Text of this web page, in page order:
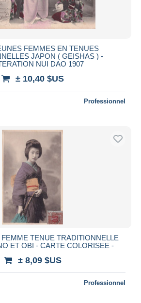
FEMMES EN TENUES
JAPON ( GEISHAS ) -
NUI DAO 1907
± 10,40 $US
Professionnel
TENUE TRADITIONNELLE
ET OBI - CARTE COLORISEE -
± 8,09 $US
Professionnel